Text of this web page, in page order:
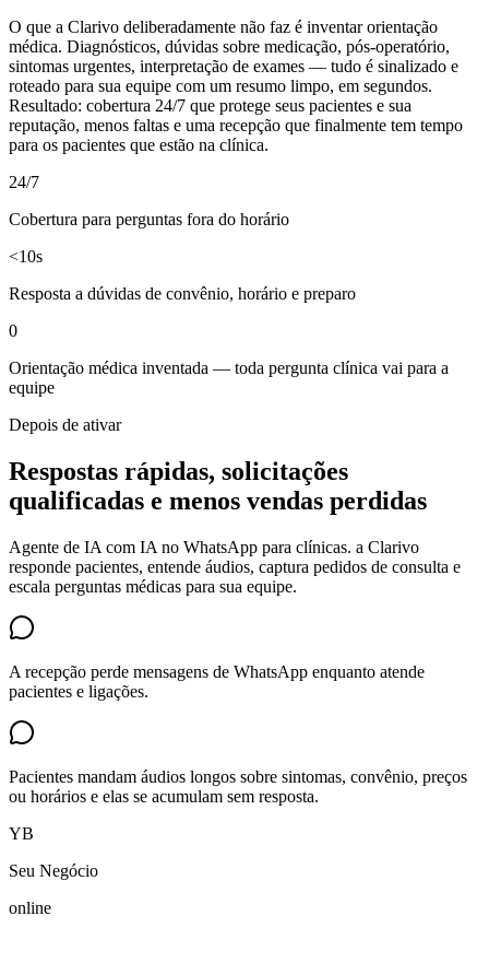
O que a Clarivo deliberadamente não faz é inventar orientação
médica. Diagnósticos, dúvidas sobre medicação, pós-operatório,
sintomas urgentes, interpretação de exames — tudo é sinalizado e
roteado para sua equipe com um resumo limpo, em segundos.
Resultado: cobertura 24/7 que protege seus pacientes e sua
reputação, menos faltas e uma recepção que finalmente tem tempo
para os pacientes que estão na clínica.
24/7
Cobertura para perguntas fora do horário
<10s
Resposta a dúvidas de convênio, horário e preparo
0
Orientação médica inventada — toda pergunta clínica vai para a
equipe
Depois de ativar
Respostas rápidas, solicitações
qualificadas e menos vendas perdidas
Agente de IA com IA no WhatsApp para clínicas. a Clarivo
responde pacientes, entende áudios, captura pedidos de consulta e
escala perguntas médicas para sua equipe.
A recepção perde mensagens de WhatsApp enquanto atende
pacientes e ligações.
Pacientes mandam áudios longos sobre sintomas, convênio, preços
ou horários e elas se acumulam sem resposta.
YB
Seu Negócio
online